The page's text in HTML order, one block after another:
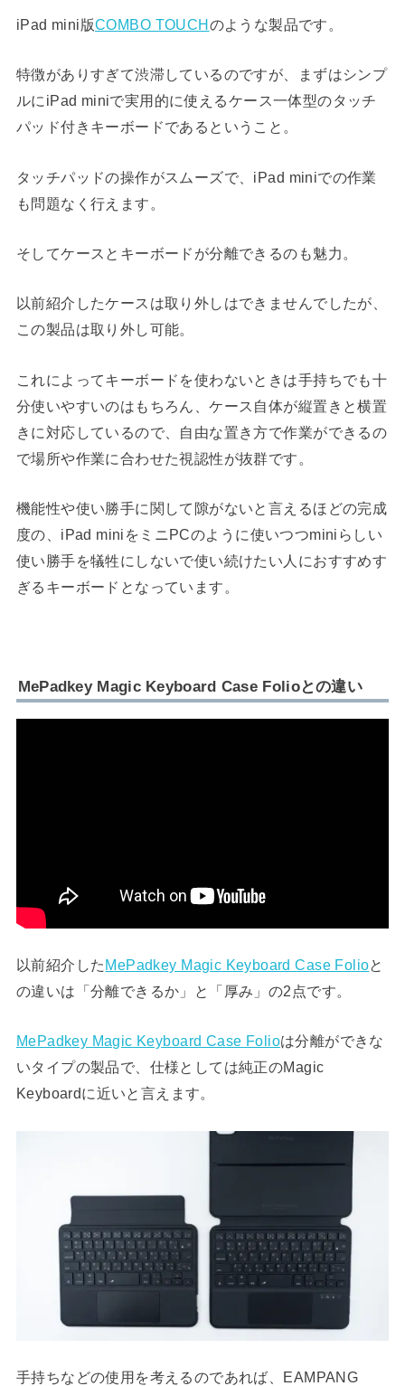
iPad mini版COMBO TOUCHのような製品です。
特徴がありすぎて渋滞しているのですが、まずはシンプ
ルにiPad miniで実用的に使えるケース一体型のタッチ
パッド付きキーボードであるということ。
タッチパッドの操作がスムーズで、iPad miniでの作業
も問題なく行えます。
そしてケースとキーボードが分離できるのも魅力。
以前紹介したケースは取り外しはできませんでしたが、
この製品は取り外し可能。
これによってキーボードを使わないときは手持ちでも十
分使いやすいのはもちろん、ケース自体が縦置きと横置
きに対応しているので、自由な置き方で作業ができるの
で場所や作業に合わせた視認性が抜群です。
機能性や使い勝手に関して隙がないと言えるほどの完成
度の、iPad miniをミニPCのように使いつつminiらしい
使い勝手を犠牲にしないで使い続けたい人におすすめす
ぎるキーボードとなっています。
MePadkey Magic Keyboard Case Folioとの違い
以前紹介したMePadkey Magic Keyboard Case Folioと
の違いは「分離できるか」と「厚み」の2点です。
MePadkey Magic Keyboard Case Folioは分離ができな
いタイプの製品で、仕様としては純正のMagic
Keyboardに近いと言えます。
手持ちなどの使用を考えるのであれば、EAMPANG